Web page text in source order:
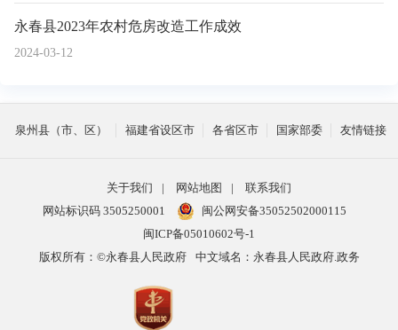
2024-03-12
永春县2023年农村危房改造工作成效
泉州县（市、区） 福建省设区市 各省区市 国家部委 友情链接
关于我们 | 网站地图 |
联系我们
网站标识码 3505250001
闽公网安备35052502000115
闽ICP备05010602号-1
版权所有：©永春县人民政府
中文域名：永春县人民政府.政务